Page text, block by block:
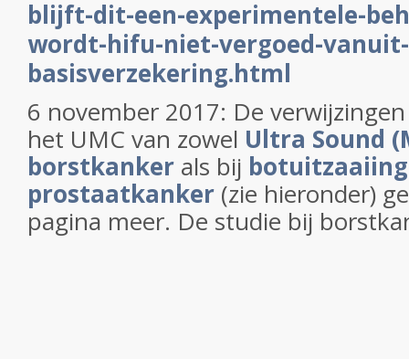
blijft-dit-een-experimentele-
wordt-hifu-niet-vergoed-vanuit-
basisverzekering.html
6 november 2017: De
het UMC van zowel Ultra Sound
borstkanker als bij
prostaatkanker (zie hieronder)
pagina meer. De studie bij